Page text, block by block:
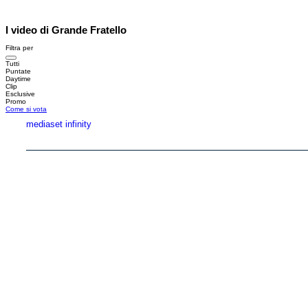
I video di Grande Fratello
Filtra per
Tutti
Puntate
Daytime
Clip
Esclusive
Promo
Come si vota
mediaset infinity